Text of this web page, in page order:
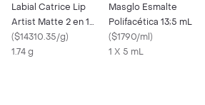
Labial Catrice Lip
Artist Matte 2 en 1
Lipstick y Liner No.
040 X
($14310.35/g)
1.74 g
Masglo Esmalte
Polifacética 13;5 mL
($1790/ml)
1 X 5 mL